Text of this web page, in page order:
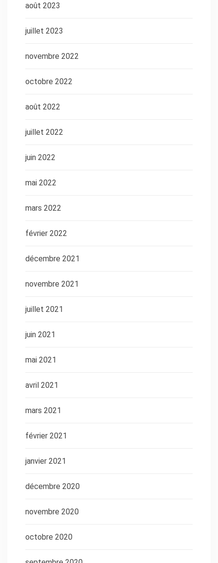
août 2023
juillet 2023
novembre 2022
octobre 2022
août 2022
juillet 2022
juin 2022
mai 2022
mars 2022
février 2022
décembre 2021
novembre 2021
juillet 2021
juin 2021
mai 2021
avril 2021
mars 2021
février 2021
janvier 2021
décembre 2020
novembre 2020
octobre 2020